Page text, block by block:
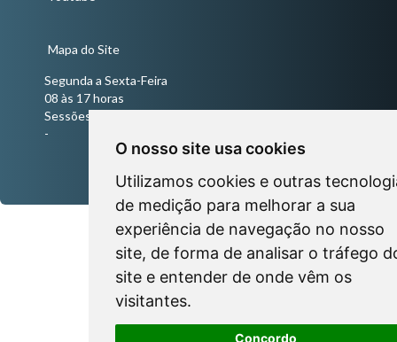
O nosso site usa cookies
Utilizamos cookies e outras
de medição para melhorar a sua
experiência de navegação no nosso
site, de forma de analisar o tráfego
site e entender de onde vêm os
visitantes.
Concordo
Mapa do Site
Segunda a Sexta-Feira
08 às 17 horas
Sessões Ordinárias todas às quartas-feiras às 18 horas
-